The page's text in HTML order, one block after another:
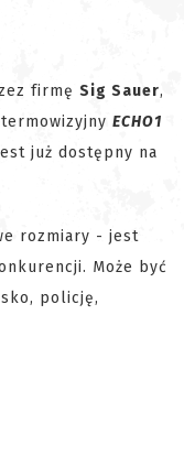
firmę Sig Sauer,
ECHO1
już dostępny na
rozmiary - jest
Może być
policję,